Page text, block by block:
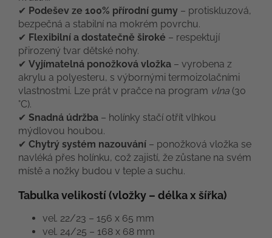
✔ Podešev ze 100% přírodní gumy – protiskluzová,
bezpečná a stabilní na mokrém povrchu.
✔ Flexibilní a dostatečně široké – respektují
přirozený tvar dětské nohy.
✔ Vyjímatelná ponožková vložka – vyrobena z
akrylu a polyesteru, s výbornými termoizolačními
vlastnostmi. Lze prát v pračce na program vlna (30
°C).
✔ Snadná údržba – holínky stačí otřít vlhkou
mýdlovou houbou.
✔ Chytrý systém nazouvání – ponožková vložka se
navléká přes holínku, což zajistí, že zůstane na svém
místě a nožky budou v teple a suchu.
Tabulka velikostí (vložky – délka x šířka)
vel. 22/23 – 156 x 65 mm
vel. 24/25 – 168 x 68 mm